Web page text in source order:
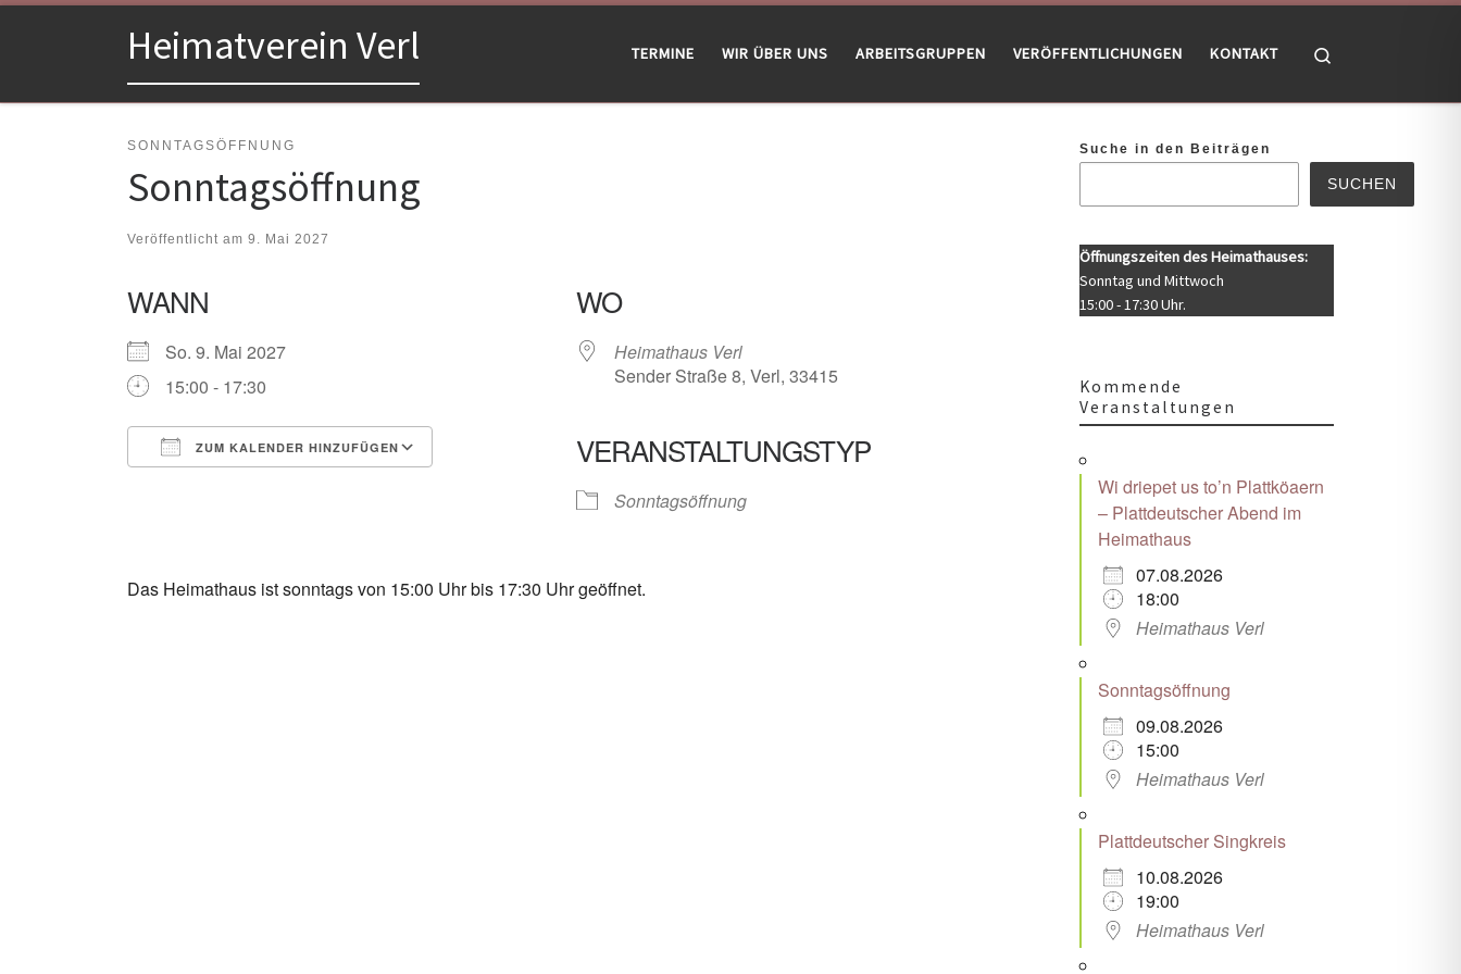
Zum Inhalt springenHeimatverein Verl TERMINE WIR ÜBER UNS ARBEITSGRUPPEN VERÖFFENTLICHUNGEN KONTAKT
SONNTAGSÖFFNUNG
Sonntagsöffnung
Veröffentlicht am 9. Mai 2027
WANN
So. 9. Mai 2027
15:00 - 17:30
ZUM KALENDER HINZUFÜGEN
Google Kalender Office 365 Outlook Live
WO
Heimathaus Verl
Sender Straße 8, Verl, 33415
VERANSTALTUNGSTYP
Sonntagsöffnung
Das Heimathaus ist sonntags von 15:00 Uhr bis 17:30 Uhr geöffnet.
Suche in den Beiträgen
SUCHEN
Öffnungszeiten des Heimathauses:
Sonntag und Mittwoch
15:00 - 17:30 Uhr.
Kommende
Veranstaltungen
Wi driepet us to’n Plattköaern
– Plattdeutscher Abend im
Heimathaus
07.08.2026
18:00
Heimathaus Verl
Sonntagsöffnung
09.08.2026
15:00
Heimathaus Verl
Plattdeutscher Singkreis
10.08.2026
19:00
Heimathaus Verl